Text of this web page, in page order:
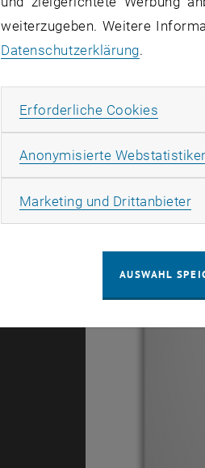
weiterzugeben. Weitere
Datenschutzerklärung.
Erforderliche Cookies
Anonymisierte
Marketing und Drittanbieter
AUSWAHL